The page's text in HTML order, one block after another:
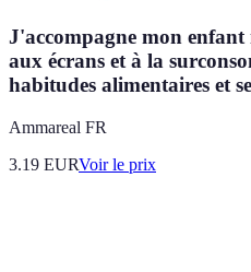
J'accompagne mon
aux écrans et à la
habitudes alimentaires et
Ammareal FR
3.19 EURVoir le prix